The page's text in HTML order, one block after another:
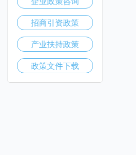
招商引资政策
产业扶持政策
政策文件下载